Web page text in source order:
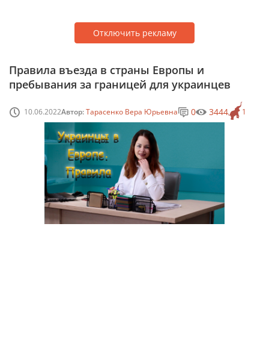
Отключить рекламу
Правила въезда в страны Европы и
пребывания за границей для украинцев
10.06.2022Автор:Тарасенко Вера Юрьевна 1
0 3444